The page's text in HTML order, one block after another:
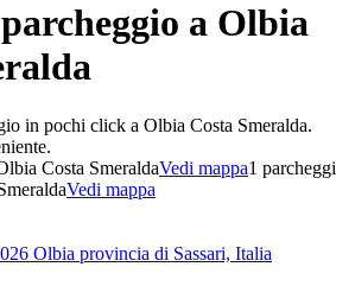
a Olbia
in pochi click a Olbia Costa Smeralda.
Costa SmeraldaVedi mappa1 parcheggi
Vedi mappa
Olbia provincia di Sassari, Italia